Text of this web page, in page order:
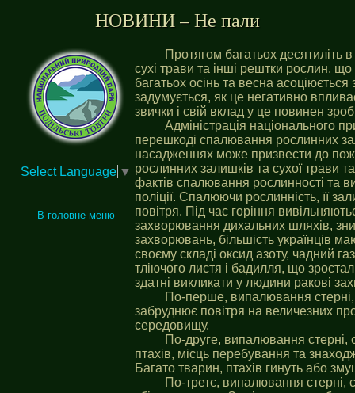
НОВИНИ – Не пали
Select Language ▼
В головне меню
Протягом багатьох десятиліть
сухі трави та інші рештки рослин,
багатьох осінь та весна
задумується, як це негативно
звички і свій вклад у це повинен
Адміністрація національного
перешкоді спалювання рослинних
насадженнях може призвести до
рослинних залишків та сухої трави
фактів спалювання рослинності та
поліції. Спалюючи рослинність, її
повітря. Під час горіння
захворювання дихальних шляхів,
захворювань, більшість українців
своєму складі оксид азоту, чадний
тліючого листя і бадилля, що
здатні викликати у людини ракові
По-перше, випалювання стерні,
забруднює повітря на величезних
середовищу.
По-друге, випалювання стерні,
птахів, місць перебування та
Багато тварин, птахів гинуть або
По-третє, випалювання стерні,